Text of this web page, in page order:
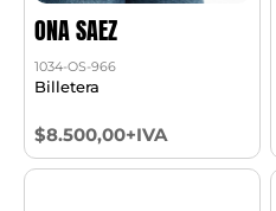
ONA SAEZ
1034-OS-966
Billetera
$8.500,00+IVA